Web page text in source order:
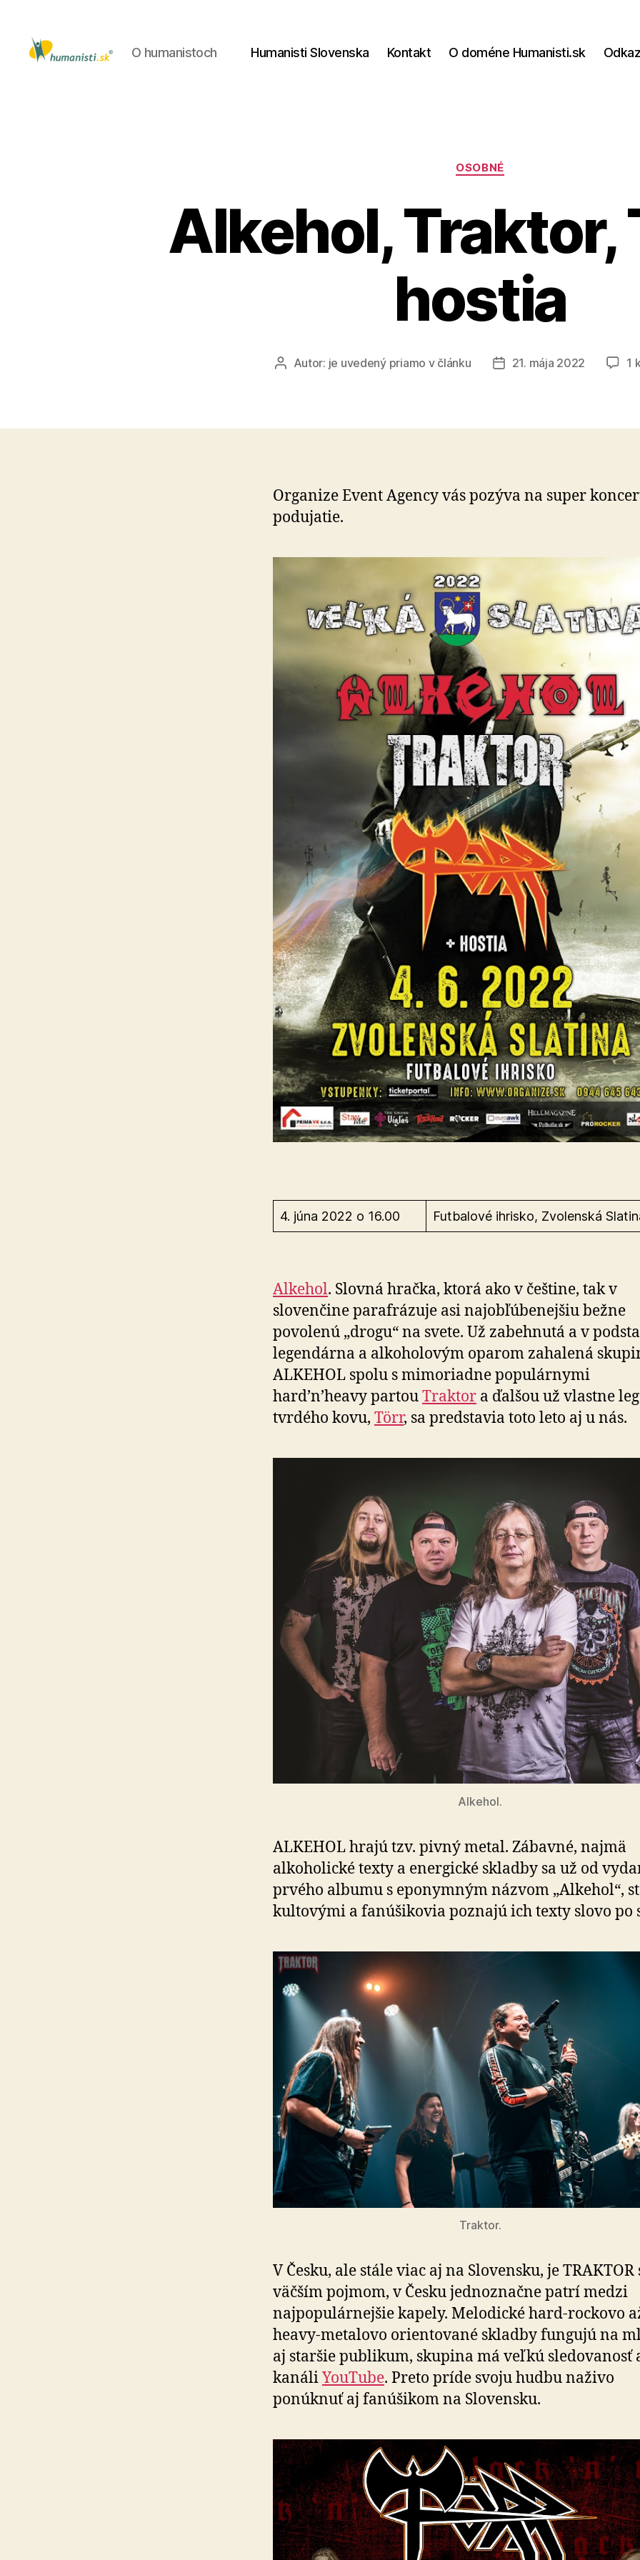
O humanistoch Humanisti Slovenska Kontakt O doméne Humanisti.sk
Kategórie
OSOBNÉ
Alkehol, Traktor,
hostia
AutorAutor: je uvedený priamo v článku
Dátum
21. mája 2022 1
Organize Event Agency vás pozýva na super
podujatie.
4. júna 2022 o 16.00 Futbalové ihrisko, Zvolenská
Alkehol. Slovná hračka, ktorá ako v češtine, tak v
slovenčine parafrázuje asi najobľúbenejšiu bežne
povolenú „drogu“ na svete. Už zabehnutá a v
legendárna a alkoholovým oparom zahalená
ALKEHOL spolu s mimoriadne populárnymi
hard’n’heavy partouTraktor a ďalšou už vlastne
tvrdého kovu, Törr, sa predstavia toto leto aj u nás.
Alkehol.
ALKEHOL hrajú tzv. pivný metal. Zábavné, najmä
alkoholické texty a energické skladby sa už od
prvého albumu s eponymným názvom „Alkehol“,
kultovými a fanúšikovia poznajú ich texty slovo po
Traktor.
V Česku, ale stále viac aj na Slovensku, je TRAKTOR
väčším pojmom, v Česku jednoznačne patrí medzi
najpopulárnejšie kapely. Melodické hard-rockovo
heavy-metalovo orientované skladby fungujú na
aj staršie publikum, skupina má veľkú sledovanosť
kanáliYouTube. Preto príde svoju hudbu naživo
ponúknuť aj fanúšikom na Slovensku.